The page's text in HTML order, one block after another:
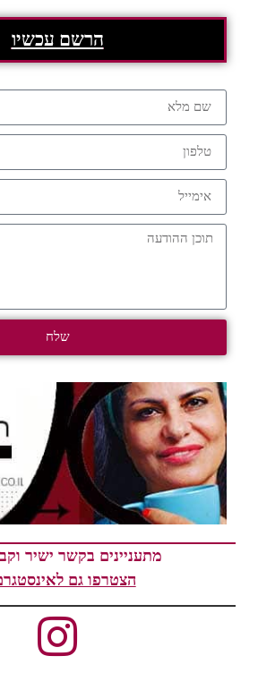
הרשם עכשיו
שלח
מתעניינים בקשר ישיר
הצטרפו גם